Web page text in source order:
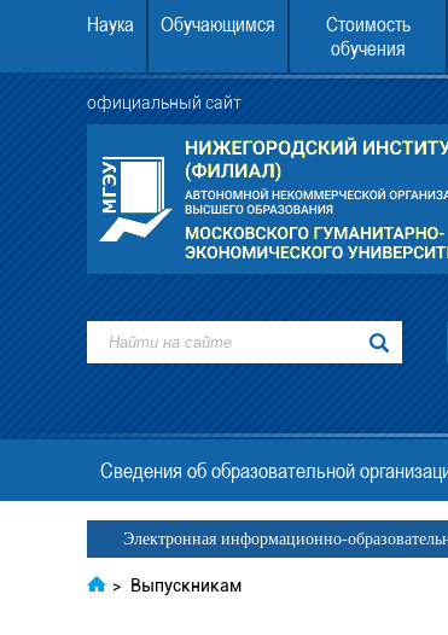
Наука Обучающимся
Стоимость
обучения
официальный сайт
высшее образование
22.08.2026 в 10.00
Сведения об образовательной
Электронная информационно-
> Выпускникам